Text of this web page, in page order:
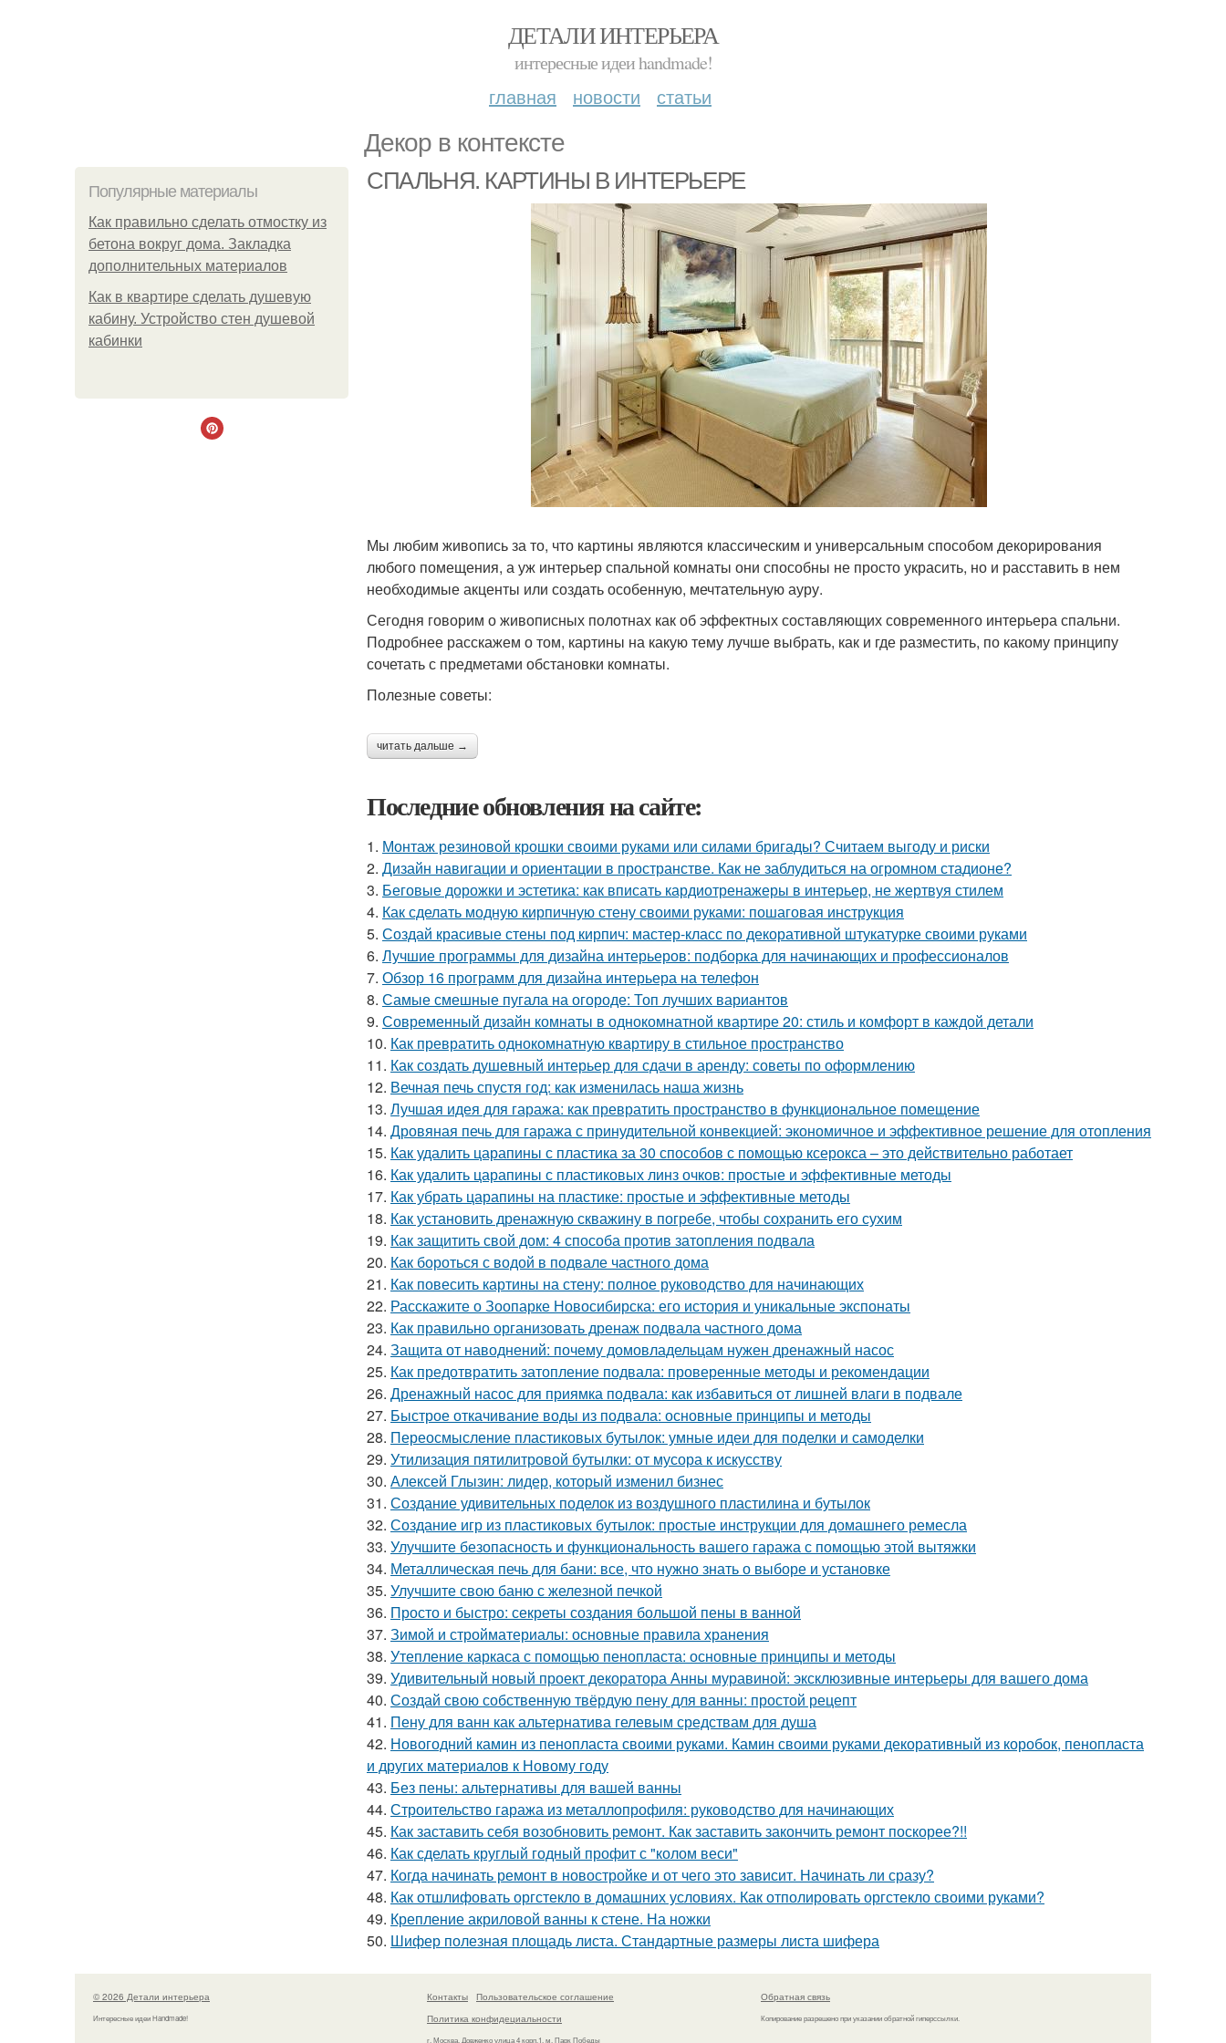
ДЕТАЛИ ИНТЕРЬЕРА
интересные идеи handmade!
главная новости статьи
Декор в контексте
Популярные материалы
Как правильно сделать отмостку из
бетона вокруг дома. Закладка
дополнительных материалов
Как в квартире сделать душевую
кабину. Устройство стен душевой
кабинки
СПАЛЬНЯ. КАРТИНЫ В ИНТЕРЬЕРЕ
Мы любим живопись за то, что картины являются классическим и универсальным способом декорирования
любого помещения, а уж интерьер спальной комнаты они способны не просто украсить, но и расставить в нем
необходимые акценты или создать особенную, мечтательную ауру.
Сегодня говорим о живописных полотнах как об эффектных составляющих современного интерьера спальни.
Подробнее расскажем о том, картины на какую тему лучше выбрать, как и где разместить, по какому принципу
сочетать с предметами обстановки комнаты.
Полезные советы:
читать дальше →
Последние обновления на сайте:
1. Монтаж резиновой крошки своими руками или силами бригады? Считаем выгоду и риски
2. Дизайн навигации и ориентации в пространстве. Как не заблудиться на огромном стадионе?
3. Беговые дорожки и эстетика: как вписать кардиотренажеры в интерьер, не жертвуя стилем
4. Как сделать модную кирпичную стену своими руками: пошаговая инструкция
5. Создай красивые стены под кирпич: мастер-класс по декоративной штукатурке своими руками
6. Лучшие программы для дизайна интерьеров: подборка для начинающих и профессионалов
7. Обзор 16 программ для дизайна интерьера на телефон
8. Самые смешные пугала на огороде: Топ лучших вариантов
9. Современный дизайн комнаты в однокомнатной квартире 20: стиль и комфорт в каждой детали
10. Как превратить однокомнатную квартиру в стильное пространство
11. Как создать душевный интерьер для сдачи в аренду: советы по оформлению
12. Вечная печь спустя год: как изменилась наша жизнь
13. Лучшая идея для гаража: как превратить пространство в функциональное помещение
14. Дровяная печь для гаража с принудительной конвекцией: экономичное и эффективное решение для отопления
15. Как удалить царапины с пластика за 30 способов с помощью ксерокса – это действительно работает
16. Как удалить царапины с пластиковых линз очков: простые и эффективные методы
17. Как убрать царапины на пластике: простые и эффективные методы
18. Как установить дренажную скважину в погребе, чтобы сохранить его сухим
19. Как защитить свой дом: 4 способа против затопления подвала
20. Как бороться с водой в подвале частного дома
21. Как повесить картины на стену: полное руководство для начинающих
22. Расскажите о Зоопарке Новосибирска: его история и уникальные экспонаты
23. Как правильно организовать дренаж подвала частного дома
24. Защита от наводнений: почему домовладельцам нужен дренажный насос
25. Как предотвратить затопление подвала: проверенные методы и рекомендации
26. Дренажный насос для приямка подвала: как избавиться от лишней влаги в подвале
27. Быстрое откачивание воды из подвала: основные принципы и методы
28. Переосмысление пластиковых бутылок: умные идеи для поделки и самоделки
29. Утилизация пятилитровой бутылки: от мусора к искусству
30. Алексей Глызин: лидер, который изменил бизнес
31. Создание удивительных поделок из воздушного пластилина и бутылок
32. Создание игр из пластиковых бутылок: простые инструкции для домашнего ремесла
33. Улучшите безопасность и функциональность вашего гаража с помощью этой вытяжки
34. Металлическая печь для бани: все, что нужно знать о выборе и установке
35. Улучшите свою баню с железной печкой
36. Просто и быстро: секреты создания большой пены в ванной
37. Зимой и стройматериалы: основные правила хранения
38. Утепление каркаса с помощью пенопласта: основные принципы и методы
39. Удивительный новый проект декоратора Анны муравиной: эксклюзивные интерьеры для вашего дома
40. Создай свою собственную твёрдую пену для ванны: простой рецепт
41. Пену для ванн как альтернатива гелевым средствам для душа
42. Новогодний камин из пенопласта своими руками. Камин своими руками декоративный из коробок, пенопласта
и других материалов к Новому году
43. Без пены: альтернативы для вашей ванны
44. Строительство гаража из металлопрофиля: руководство для начинающих
45. Как заставить себя возобновить ремонт. Как заставить закончить ремонт поскорее?!!
46. Как сделать круглый годный профит с "колом веси"
47. Когда начинать ремонт в новостройке и от чего это зависит. Начинать ли сразу?
48. Как отшлифовать оргстекло в домашних условиях. Как отполировать оргстекло своими руками?
49. Крепление акриловой ванны к стене. На ножки
50. Шифер полезная площадь листа. Стандартные размеры листа шифера
© 2026 Детали интерьера
Интересные идеи Handmade!
Контакты
Пользовательское соглашение
Политика конфидециальности
г. Москва, Довженко улица 4 корп.1, м. Парк Победы
Обратная связь
Копирование разрешено при указании обратной гиперссылки.